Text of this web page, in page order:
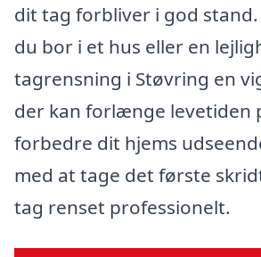
dit tag forbliver i god
du bor i et hus eller en
tagrensning i Støvring en
der kan forlænge levetiden
forbedre dit hjems
med at tage det første
tag renset professionelt.